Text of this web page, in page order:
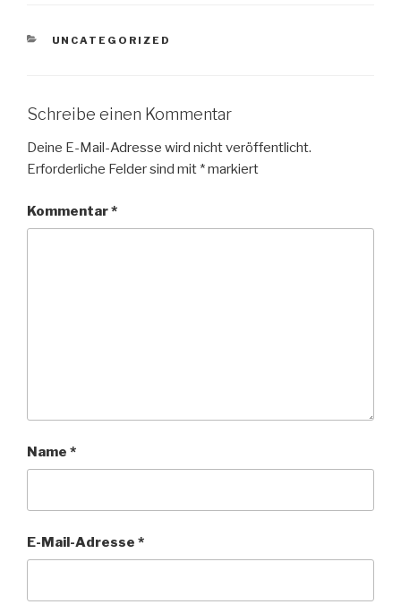
KATEGORIEN
UNCATEGORIZED
Schreibe einen Kommentar
Deine E-Mail-Adresse wird nicht veröffentlicht.
Erforderliche Felder sind mit *markiert
Kommentar*
Name *
E-Mail-Adresse *